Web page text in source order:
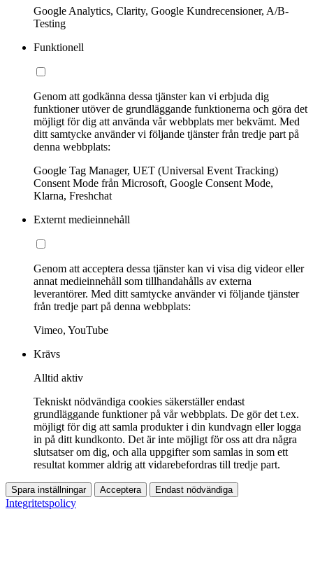
Google Analytics, Clarity, Google Kundrecensioner, A/B-
Testing
Funktionell
Genom att godkänna dessa tjänster kan vi erbjuda dig
funktioner utöver de grundläggande funktionerna och göra det
möjligt för dig att använda vår webbplats mer bekvämt. Med
ditt samtycke använder vi följande tjänster från tredje part på
denna webbplats:
Google Tag Manager, UET (Universal Event Tracking)
Consent Mode från Microsoft, Google Consent Mode,
Klarna, Freshchat
Externt medieinnehåll
Genom att acceptera dessa tjänster kan vi visa dig videor eller
annat medieinnehåll som tillhandahålls av externa
leverantörer. Med ditt samtycke använder vi följande tjänster
från tredje part på denna webbplats:
Vimeo, YouTube
Krävs
Alltid aktiv
Tekniskt nödvändiga cookies säkerställer endast
grundläggande funktioner på vår webbplats. De gör det t.ex.
möjligt för dig att samla produkter i din kundvagn eller logga
in på ditt kundkonto. Det är inte möjligt för oss att dra några
slutsatser om dig, och alla uppgifter som samlas in som ett
resultat kommer aldrig att vidarebefordras till tredje part.
Spara inställningar Acceptera Endast nödvändiga
Integritetspolicy